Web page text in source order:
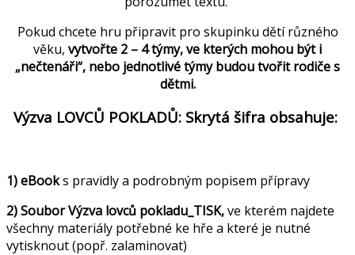
Pokud chcete hru připravit pro skupinku dětí různého
věku, vytvořte 2 – 4 týmy, ve kterých mohou být i
„nečtenáři“, nebo jednotlivé týmy budou tvořit rodiče s
dětmi.
Výzva LOVCŮ POKLADŮ: Skrytá šifra obsahuje:
1) eBooks pravidly a podrobným popisem přípravy
2) Soubor Výzva lovců pokladu_TISK,ve kterém najdete
všechny materiály potřebné ke hře a které je nutné
vytisknout (popř. zalaminovat)